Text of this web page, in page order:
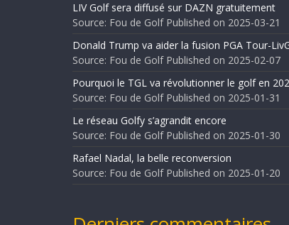
LIV Golf sera diffusé sur DAZN gratuitement
Source: Fou de Golf Published on 2025-03-21
Donald Trump va aider la fusion PGA Tour-
Source: Fou de Golf Published on 2025-02-07
Pourquoi le TGL va révolutionner le golf en
Source: Fou de Golf Published on 2025-01-31
Le réseau Golfy s’agrandit encore
Source: Fou de Golf Published on 2025-01-30
Rafael Nadal, la belle reconversion
Source: Fou de Golf Published on 2025-01-20